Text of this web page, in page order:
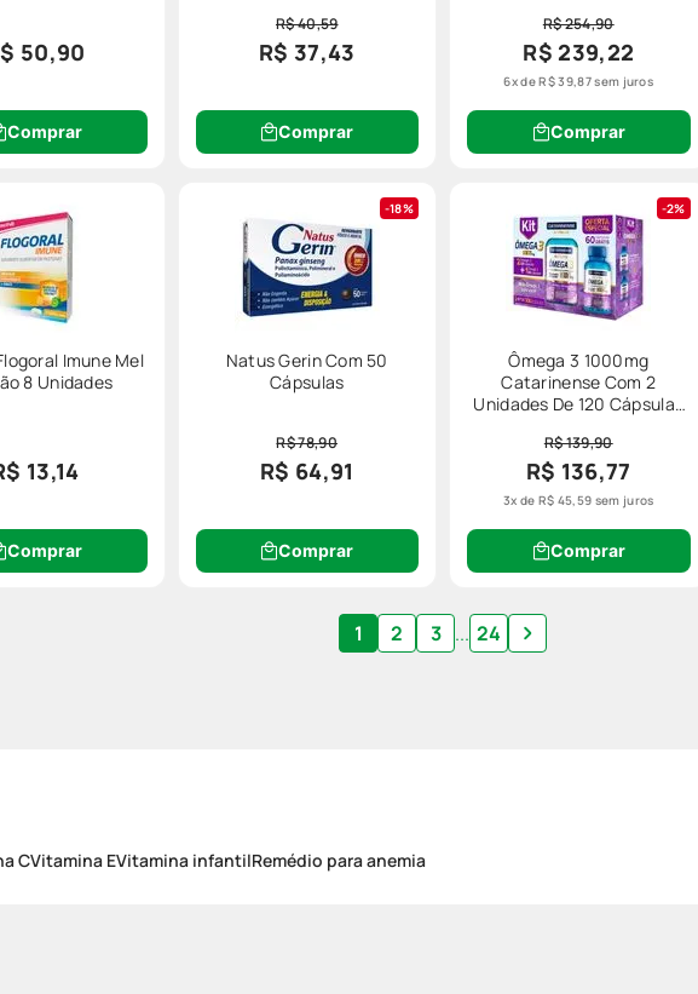
50,90
Comprar
R$ 40,59
R$ 37,43
Comprar
R$ 254,90
R$ 239,22
6x deR$39,87sem juros
Comprar
Imune Mel
8 Unidades
13,14
Comprar
18%
Natus Gerin Com 50
Cápsulas
R$ 78,90
R$ 64,91
Comprar
2%
Ômega 3 1000mg
Catarinense Com 2
Unidades De 120 Cápsulas
R$ 139,90
R$ 136,77
3x de R$ 45,59 sem juros
Comprar
1 2 3 ... 24
CVitamina EVitamina infantilRemédio para anemia